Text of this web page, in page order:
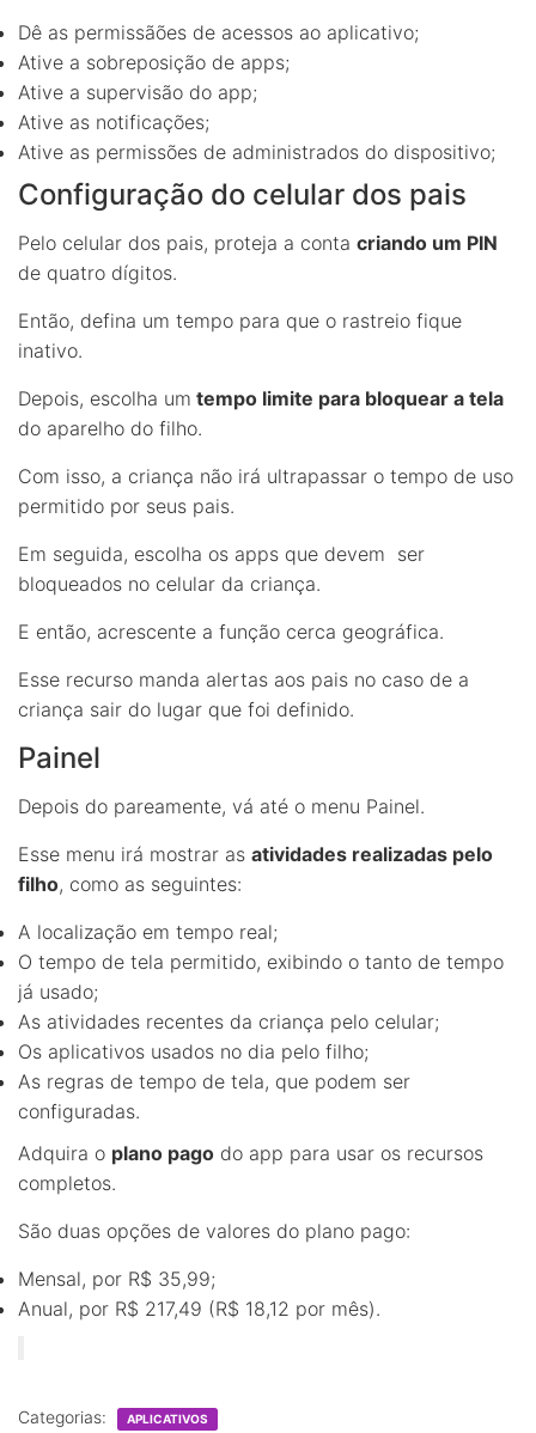
Dê as permissãões de acessos ao aplicativo;
Ative a sobreposição de apps;
Ative a supervisão do app;
Ative as notificações;
Ative as permissões de administrados do dispositivo;
Configuração do celular dos pais
Pelo celular dos pais, proteja a conta criando um PIN
de quatro dígitos.
Então, defina um tempo para que o rastreio fique
inativo.
Depois, escolha um tempo limite para bloquear a tela
do aparelho do filho.
Com isso, a criança não irá ultrapassar o tempo de uso
permitido por seus pais.
Em seguida, escolha os apps que devem ser
bloqueados no celular da criança.
E então, acrescente a função cerca geográfica.
Esse recurso manda alertas aos pais no caso de a
criança sair do lugar que foi definido.
Painel
Depois do pareamente, vá até o menu Painel.
Esse menu irá mostrar as atividades realizadas pelo
filho, como as seguintes:
A localização em tempo real;
O tempo de tela permitido, exibindo o tanto de tempo
já usado;
As atividades recentes da criança pelo celular;
Os aplicativos usados no dia pelo filho;
As regras de tempo de tela, que podem ser
configuradas.
Adquira o plano pago do app para usar os recursos
completos.
São duas opções de valores do plano pago:
Mensal, por R$ 35,99;
Anual, por R$ 217,49 (R$ 18,12 por mês).
Categorias: APLICATIVOS